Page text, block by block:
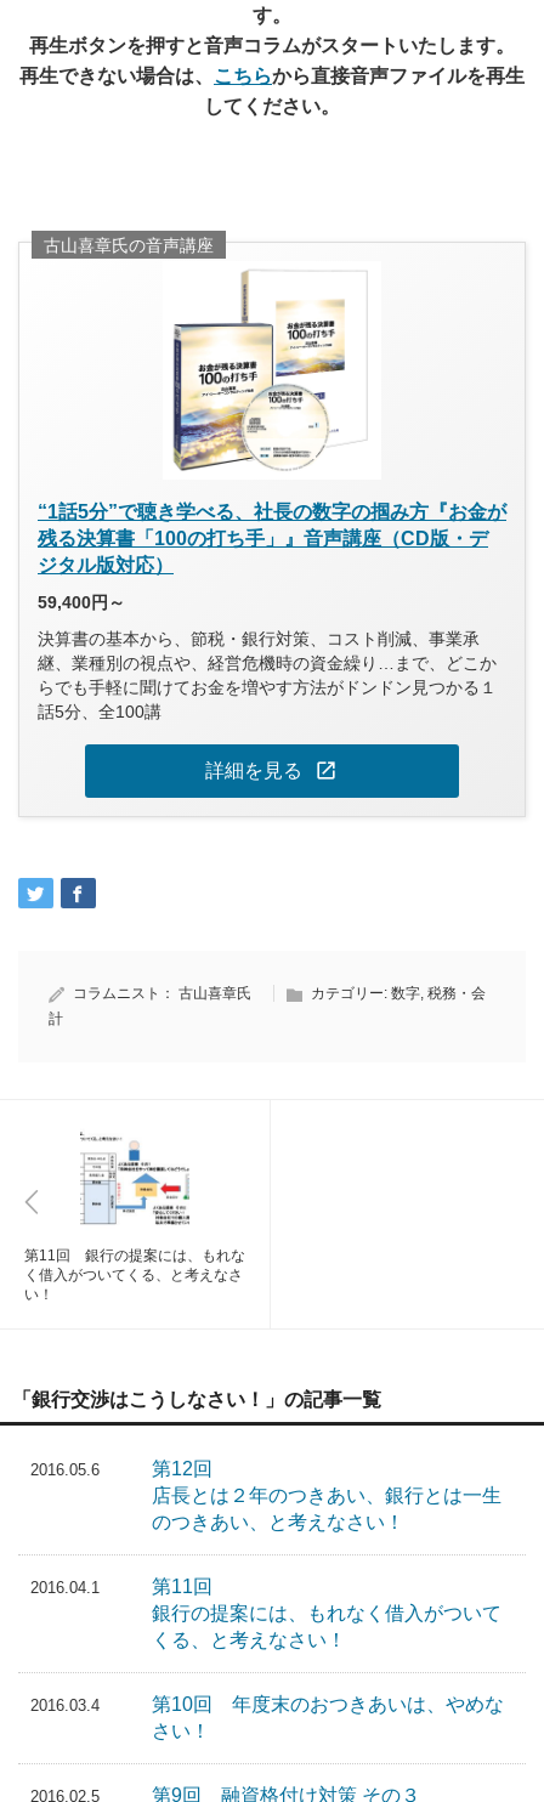
す。
再生ボタンを押すと音声コラムがスタートいたします。
再生できない場合は、 こちらから直接音声ファイルを再生
してください。
古山喜章氏の音声講座
“1話5分”で聴き学べる、社長の数字の掴み方『お金が
残る決算書「100の打ち手」』音声講座（CD版・デ
ジタル版対応）
59,400円～
決算書の基本から、節税・銀行対策、コスト削減、事業承
継、業種別の視点や、経営危機時の資金繰り…まで、どこか
らでも手軽に聞けてお金を増やす方法がドンドン見つかる１
話5分、全100講
詳細を見る open_in_new
コラムニスト： 古山喜章氏 カテゴリー: 数字, 税務・会
計
第11回 銀行の提案には、もれな
く借入がついてくる、と考えなさ
い！
「銀行交渉はこうしなさい！」の記事一覧
2016.05.6
第12回
店長とは２年のつきあい、銀行とは一生
のつきあい、と考えなさい！
2016.04.1
第11回
銀行の提案には、もれなく借入がついて
くる、と考えなさい！
2016.03.4
第10回 年度末のおつきあいは、やめな
さい！
2016.02.5 第9回 融資格付け対策 その３